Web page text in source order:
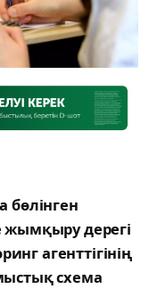
бөлінген
жымқыру дерегі
агенттігінің
схема